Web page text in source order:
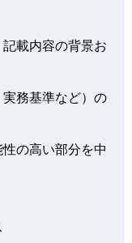
載内容の背景お
務基準など）の
の高い部分を中